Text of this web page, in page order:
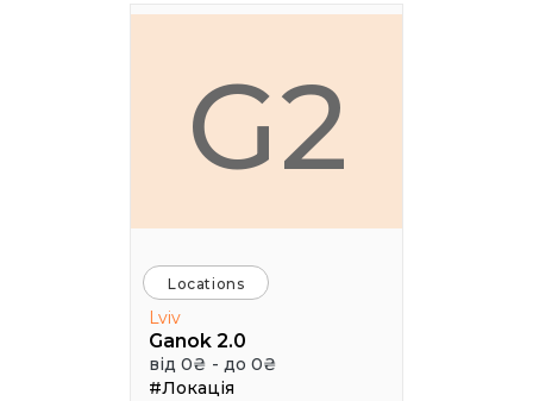
G2
Locations
Lviv
Ganok 2.0
від 0₴ - до 0₴
#Локація